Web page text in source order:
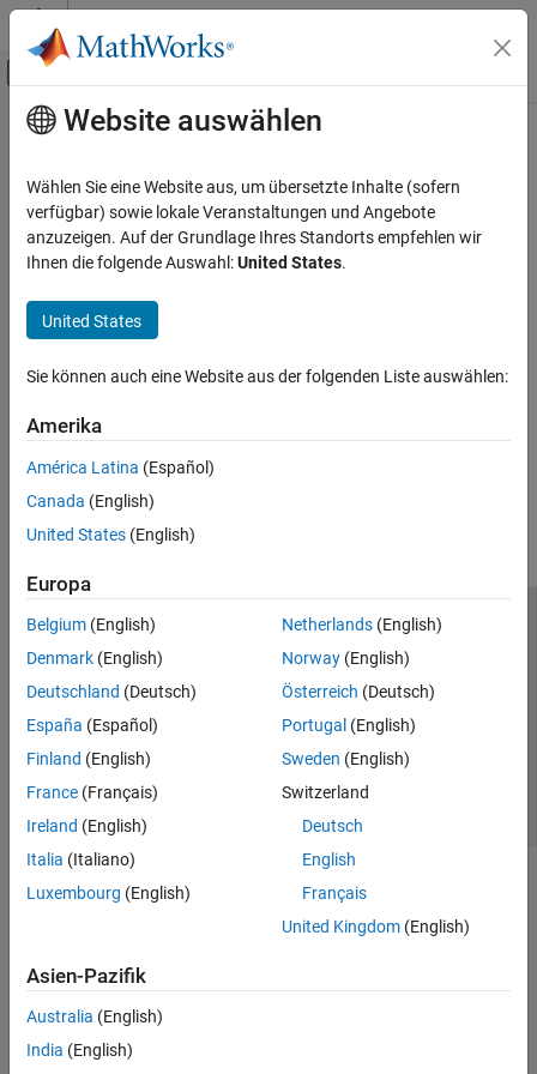
Weiter zum Inhalt
Umschaltung für Off-Canvas-
Startseite der Dokumentation
Hauptinhalt
How useful was this information?
Website auswählen
Wählen Sie eine Website aus, um übersetzte Inhalte (sofern
verfügbar) sowie lokale Veranstaltungen und Angebote
anzuzeigen. Auf der Grundlage Ihres Standorts empfehlen wir
Ihnen die folgende Auswahl:United States.
United States
Sie können auch eine Website aus der folgenden Liste auswählen:
Amerika
América Latina (Español)
Canada (English)
United States (English)
Europa
Belgium (English)
Denmark (English)
Deutschland (Deutsch)
España (Español)
Finland (English)
France (Français)
Ireland (English)
Italia (Italiano)
Luxembourg (English)
Netherlands(English)
Norway(English)
Österreich (Deutsch)
Portugal (English)
Sweden (English)
Switzerland
Deutsch
English
Français
United Kingdom(English)
Asien-Pazifik
Australia (English)
India (English)
Trust Center
Datenschutz-Richtlinien
Datendiebstahl verhindern
Status von Anwendungen
© 1994-2026 The MathWorks, Inc.
Website auswählen
Deutschland